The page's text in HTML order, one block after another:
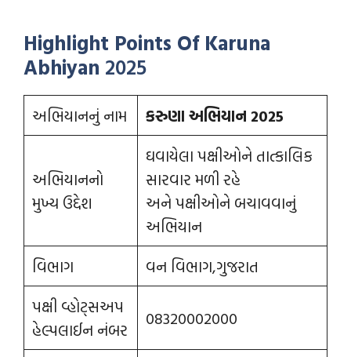
Highlight Points Of Karuna
Abhiyan 2025
અભિયાનનું નામ કરુણા અભિયાન 2025
અભિયાનનો
મુખ્ય ઉદ્દેશ
ઘવાયેલા પક્ષીઓને તાત્કાલિક
સારવાર મળી રહે
અને પક્ષીઓને બચાવવાનું
અભિયાન
વિભાગ
વન વિભાગ,ગુજરાત
પક્ષી વ્હોટ્સઅપ
હેલ્પલાઈન નંબર
08320002000